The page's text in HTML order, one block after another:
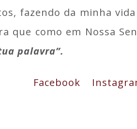
fazendo da minha
que como em Nossa
palavra”.
Facebook